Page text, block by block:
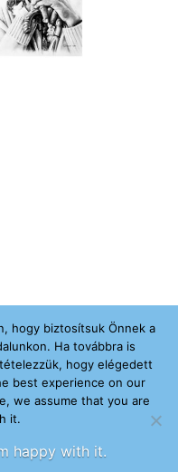
.
hogy biztosítsuk Önnek a
Ha továbbra is
hogy elégedett
best experience on our
we assume that you are
it.
happy with it.